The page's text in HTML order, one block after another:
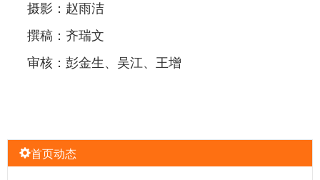
摄影：赵雨洁
撰稿：齐瑞文
审核：彭金生、吴江、王增
首页动态